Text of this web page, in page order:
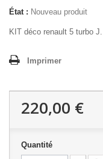
État : Nouveau produit
KIT déco renault 5 turbo
Imprimer
220,00 €
Quantité